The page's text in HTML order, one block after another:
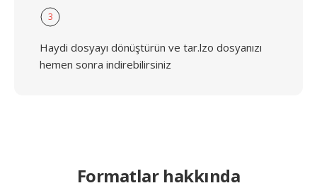
3
Haydi dosyayı dönüştürün ve tar.lzo dosyanızı
hemen sonra indirebilirsiniz
Formatlar hakkında